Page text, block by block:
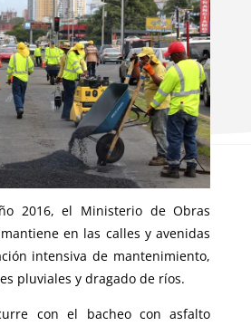
2016, el Ministerio de Obras
en las calles y avenidas
intensiva de mantenimiento,
pluviales y dragado de ríos.
con el bacheo con asfalto